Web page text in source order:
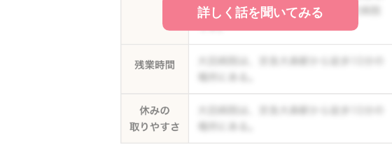
詳しく話を聞いてみる